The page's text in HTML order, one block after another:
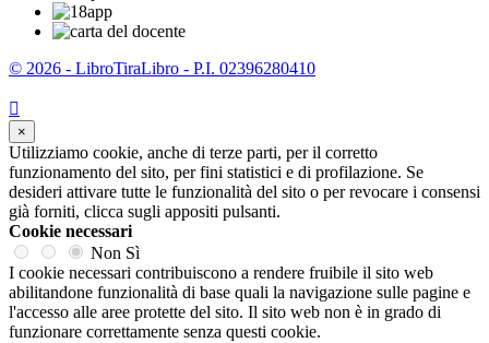
© 2026 - LibroTiraLibro - P.I. 02396280410

×
Utilizziamo cookie, anche di terze parti, per il corretto
funzionamento del sito, per fini statistici e di profilazione. Se
desideri attivare tutte le funzionalità del sito o per revocare i consensi
già forniti, clicca sugli appositi pulsanti.
Cookie necessari
Non Sì
I cookie necessari contribuiscono a rendere fruibile il sito web
abilitandone funzionalità di base quali la navigazione sulle pagine e
l'accesso alle aree protette del sito. Il sito web non è in grado di
funzionare correttamente senza questi cookie.